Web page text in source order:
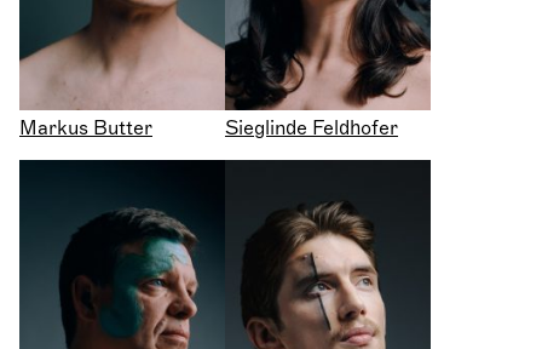
Markus Butter Sieglinde Feldhofer